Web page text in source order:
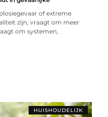
of extreme
zijn, vraagt om meer
om systemen,
HUISHOUDELIJK